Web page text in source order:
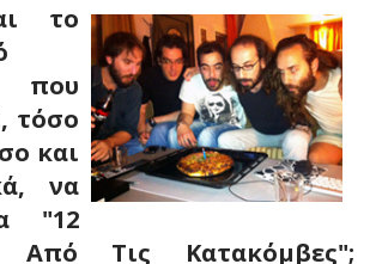
το
που
τόσο
και
να
"12
Από Τις Κατακόμβες";